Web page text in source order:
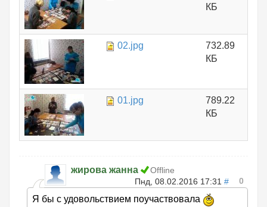
КБ
02.jpg
732.89
КБ
01.jpg
789.22
КБ
жирова жанна
Offline
Пнд, 08.02.2016 17:31 # 0
Я бы с удовольствием поучаствовала